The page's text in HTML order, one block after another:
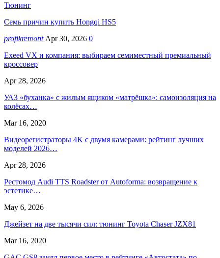
Тюнинг
Семь причин купить Hongqi HS5
profikremont Apr 30, 2026 0
Exeed VX и компания: выбираем семиместный премиальный
кроссовер
Apr 28, 2026
УАЗ «буханка» с жилым ящиком «матрёшка»: самоизоляция на
колёсах…
Mar 16, 2020
Видеорегистраторы 4K с двумя камерами: рейтинг лучших
моделей 2026…
Apr 28, 2026
Рестомод Audi TTS Roadster от Autoforma: возвращение к
эстетике…
May 6, 2026
Джейзет на две тысячи сил: тюнинг Toyota Chaser JZX81
Mar 16, 2020